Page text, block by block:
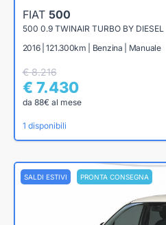
FIAT 500
500 0.9 TWINAIR TURBO BY DIESEL
2016 | 121.300km | Benzina | Manuale
€ 8.216
€ 7.430
da 88€ al mese
1 disponibili
SALDI ESTIVI PRONTA CONSEGNA